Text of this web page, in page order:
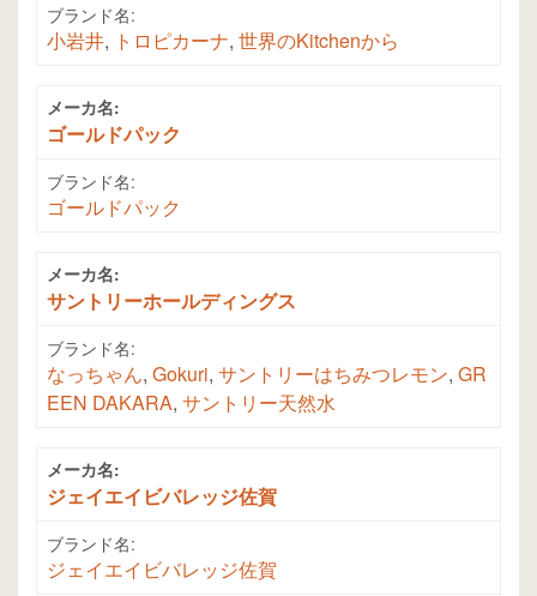
ブランド名:
小岩井, トロピカーナ, 世界のKitchenから
メーカ名:
ゴールドパック
ブランド名:
ゴールドパック
メーカ名:
サントリーホールディングス
ブランド名:
なっちゃん, Gokuri, サントリーはちみつレモン, GR
EEN DAKARA, サントリー天然水
メーカ名:
ジェイエイビバレッジ佐賀
ブランド名:
ジェイエイビバレッジ佐賀